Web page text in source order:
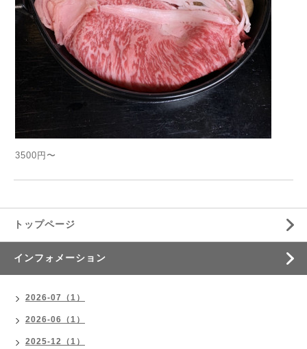
3500円〜
トップページ
インフォメーション
2026-07（1）
2026-06（1）
2025-12（1）